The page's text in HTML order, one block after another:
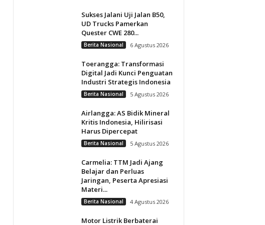
Sukses Jalani Uji Jalan B50,
UD Trucks Pamerkan
Quester CWE 280...
Berita Nasional 6 Agustus 2026
Toerangga: Transformasi
Digital Jadi Kunci Penguatan
Industri Strategis Indonesia
Berita Nasional 5 Agustus 2026
Airlangga: AS Bidik Mineral
Kritis Indonesia, Hilirisasi
Harus Dipercepat
Berita Nasional 5 Agustus 2026
Carmelia: TTM Jadi Ajang
Belajar dan Perluas
Jaringan, Peserta Apresiasi
Materi...
Berita Nasional 4 Agustus 2026
Motor Listrik Berbaterai